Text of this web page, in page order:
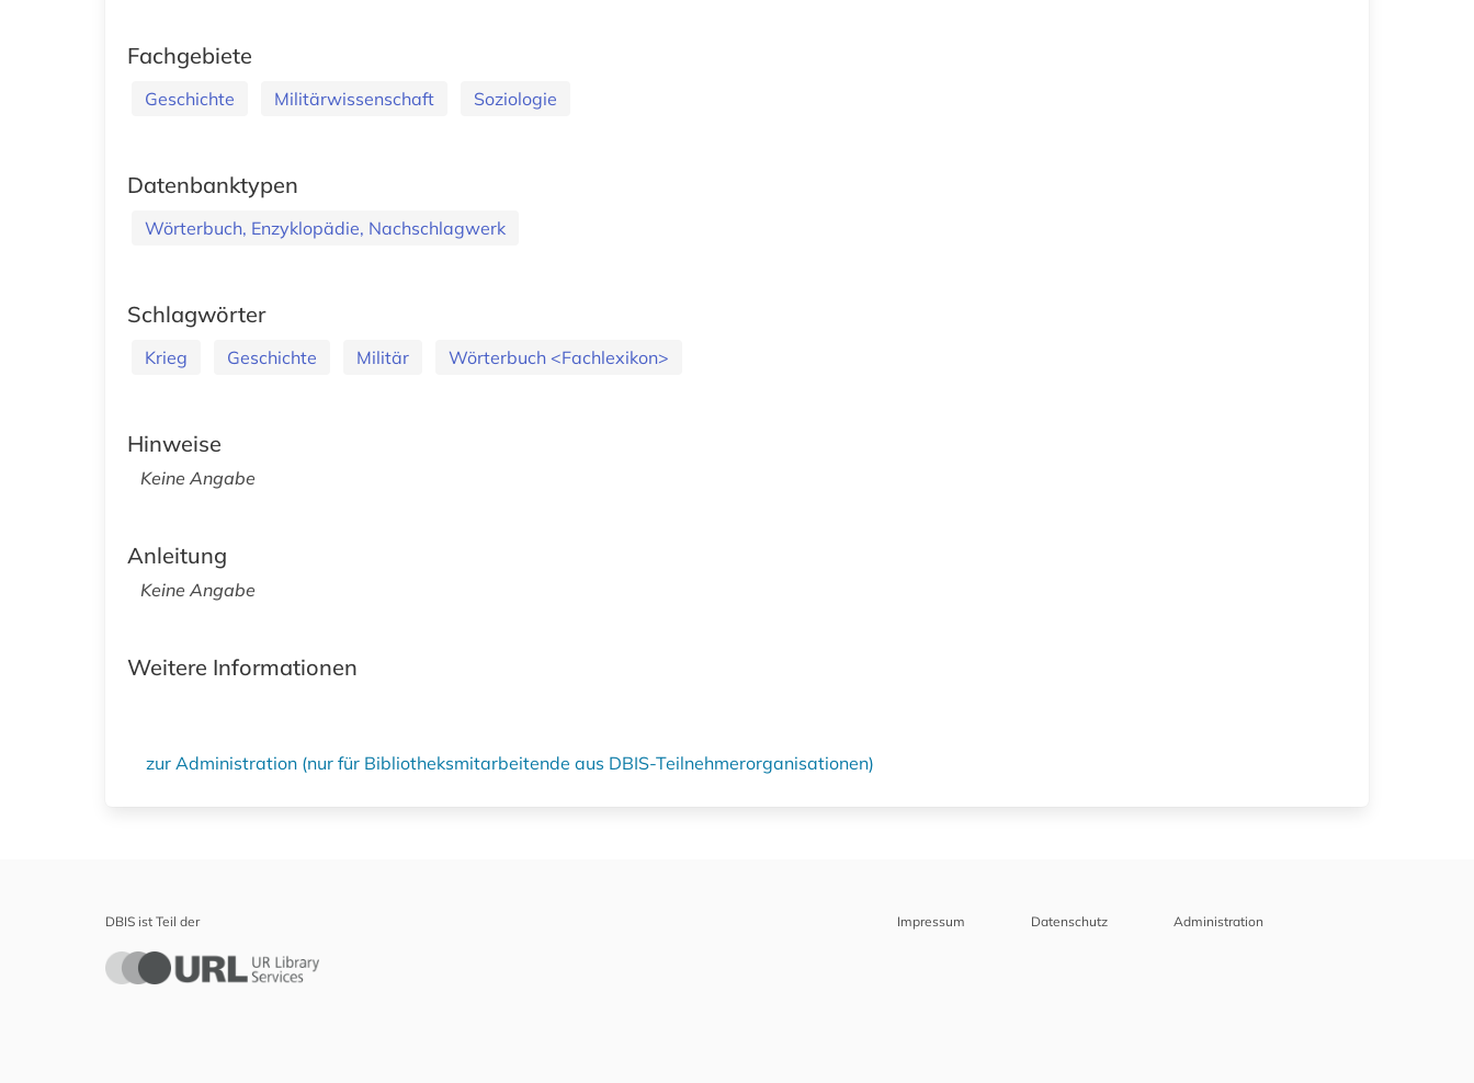
Fachgebiete
Geschichte Militärwissenschaft Soziologie
Datenbanktypen
Wörterbuch, Enzyklopädie, Nachschlagwerk
Schlagwörter
Krieg Geschichte Militär Wörterbuch <Fachlexikon>
Hinweise
Keine Angabe
Anleitung
Keine Angabe
Weitere Informationen
zur Administration (nur für Bibliotheksmitarbeitende aus DBIS-Teilnehmerorganisationen)
DBIS ist Teil der Impressum Datenschutz Administration